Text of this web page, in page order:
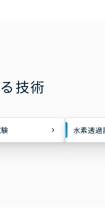
技術
水素透過